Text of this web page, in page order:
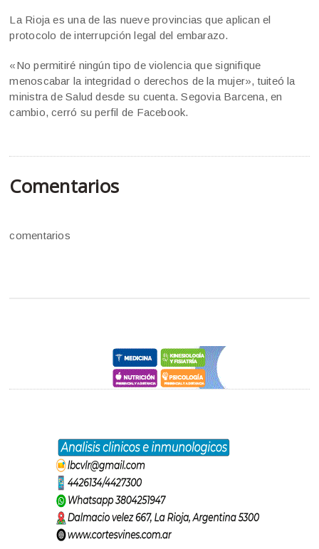
La Rioja es una de las nueve provincias que aplican el
protocolo de interrupción legal del embarazo.
«No permitiré ningún tipo de violencia que signifique
menoscabar la integridad o derechos de la mujer», tuiteó la
ministra de Salud desde su cuenta. Segovia Barcena, en
cambio, cerró su perfil de Facebook.
Comentarios
comentarios